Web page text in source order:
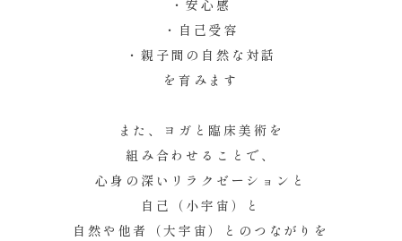
・安心感
・自己受容
・親子間の自然な対話
を育みます
また、ヨガと臨床美術を
組み合わせることで、
心身の深いリラクゼーションと
自己（小宇宙）と
自然や他者（大宇宙）とのつながりを